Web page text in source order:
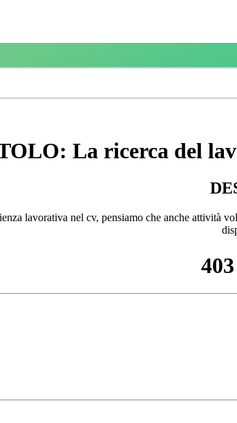
La ricerca del
lavorativa nel cv, pensiamo che anche attività